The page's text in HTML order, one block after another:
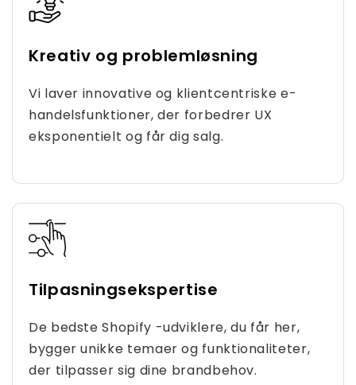
Kreativ og problemløsning
Vi laver innovative og klientcentriske e-
handelsfunktioner, der forbedrer UX
eksponentielt og får dig salg.
Tilpasningsekspertise
De bedste Shopify -udviklere, du får her,
bygger unikke temaer og funktionaliteter,
der tilpasser sig dine brandbehov.